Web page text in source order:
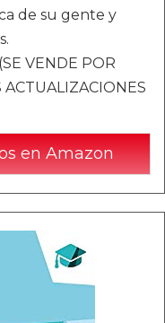
de su gente y
VENDE POR
ACTUALIZACIONES
en Amazon